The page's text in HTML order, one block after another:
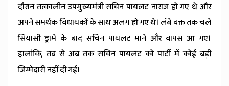
दौरान तत्कालीन उपमुख्यमंत्री सचिन पायलट नाराज हो गए थे और
अपने समर्थक विधायकों के साथ अलग हो गए थे। लंबे वक्त तक चले
सियासी ड्रामे के बाद सचिन पायलट माने और वापस आ गए।
हालांकि, तब से अब तक सचिन पायलट को पार्टी में कोई बड़ी
जिम्मेदारी नहीं दी गई।